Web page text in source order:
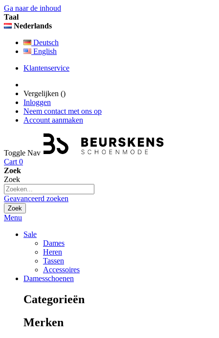
Ga naar de inhoud
Taal
Nederlands
Deutsch
English
Klantenservice
Vergelijken ()
Inloggen
Neem contact met ons op
Account aanmaken
Toggle Nav
Cart 0
Zoek
Zoek
Geavanceerd zoeken
Zoek
Menu
Sale
Dames
Heren
Tassen
Accessoires
Damesschoenen
Categorieën
Merken